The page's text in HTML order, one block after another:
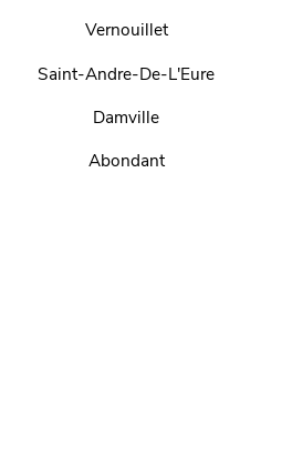
Vernouillet
Saint-Andre-De-L'Eure
Damville
Abondant